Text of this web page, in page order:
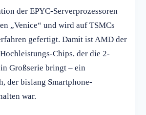
der EPYC-Serverprozessoren
„Venice“ und wird auf TSMCs
gefertigt. Damit ist AMD der
Chips, der die 2-
Großserie bringt – ein
der bislang Smartphone-
war.